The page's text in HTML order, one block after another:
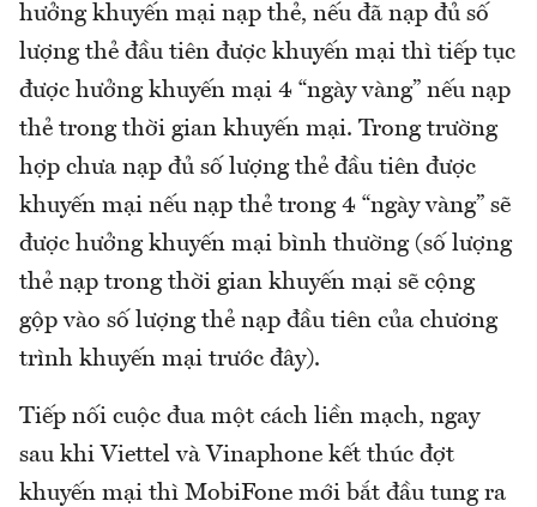
hưởng khuyến mại nạp thẻ, nếu đã nạp đủ số
lượng thẻ đầu tiên được khuyến mại thì tiếp tục
được hưởng khuyến mại 4 “ngày vàng” nếu nạp
thẻ trong thời gian khuyến mại. Trong trường
hợp chưa nạp đủ số lượng thẻ đầu tiên được
khuyến mại nếu nạp thẻ trong 4 “ngày vàng” sẽ
được hưởng khuyến mại bình thường (số lượng
thẻ nạp trong thời gian khuyến mại sẽ cộng
gộp vào số lượng thẻ nạp đầu tiên của chương
trình khuyến mại trước đây).
Tiếp nối cuộc đua một cách liền mạch, ngay
sau khi Viettel và Vinaphone kết thúc đợt
khuyến mại thì MobiFone mới bắt đầu tung ra